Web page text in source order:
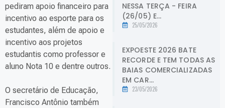
pediram apoio financeiro para
incentivo ao esporte para os
estudantes, além de apoio e
incentivo aos projetos
estudantis como professor e
aluno Nota 10 e dentre outros.
O secretário de Educação,
Francisco Antônio também
NESSA TERÇA - FEIRA
(26/05) E...
25/05/2026
EXPOESTE 2026 BATE
RECORDE E TEM TODAS AS
BAIAS COMERCIALIZADAS
EM CAR...
23/05/2026